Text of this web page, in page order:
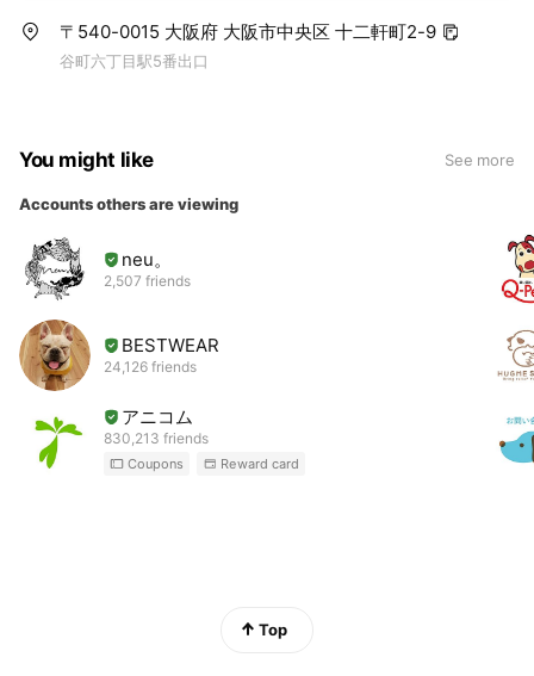
〒540-0015 大阪府 大阪市中央区 十二軒町2-9
谷町六丁目駅5番出口
You might like See more
Accounts others are viewing
neu。
2,507 friends
BESTWEAR
24,126 friends
アニコム
830,213 friends
Coupons Reward card
Top